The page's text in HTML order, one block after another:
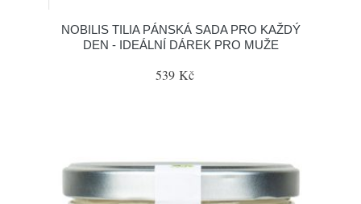
NOBILIS TILIA PÁNSKÁ SADA PRO KAŽDÝ
DEN - IDEÁLNÍ DÁREK PRO MUŽE
539 Kč